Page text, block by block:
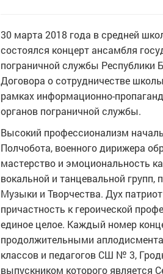
30 марта 2018 года в средней
состоялся концерт ансамбля
пограничной службы Республики
Договора о сотрудничестве
рамках информационно-
органов пограничной службы.
Высокий профессионализм
Полчобота, военного дирижера
мастерство и эмоциональность
вокальной и танцевальной групп,
Музыки и Творчества. Дух
причастность к героической
единое целое. Каждый номер
продолжительными
классов и педагогов СШ № 3,
выпускником которого является